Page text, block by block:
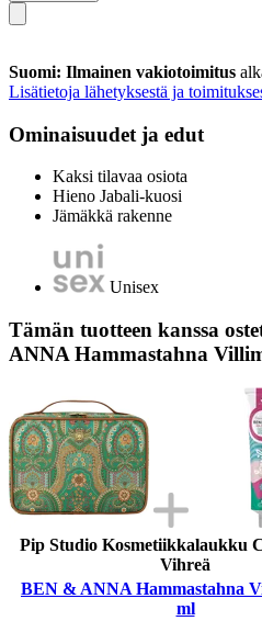
Suomi: Ilmainen vakiotoimitus
Lisätietoja lähetyksestä ja
Ominaisuudet ja edut
Kaksi tilavaa osiota
Hieno Jabali-kuosi
Jämäkkä rakenne
Unisex
Tämän tuotteen kanssa
ANNA Hammastahna
Pip Studio Kosmetiikkalaukku
Vihreä
BEN & ANNA Hammastahna
ml